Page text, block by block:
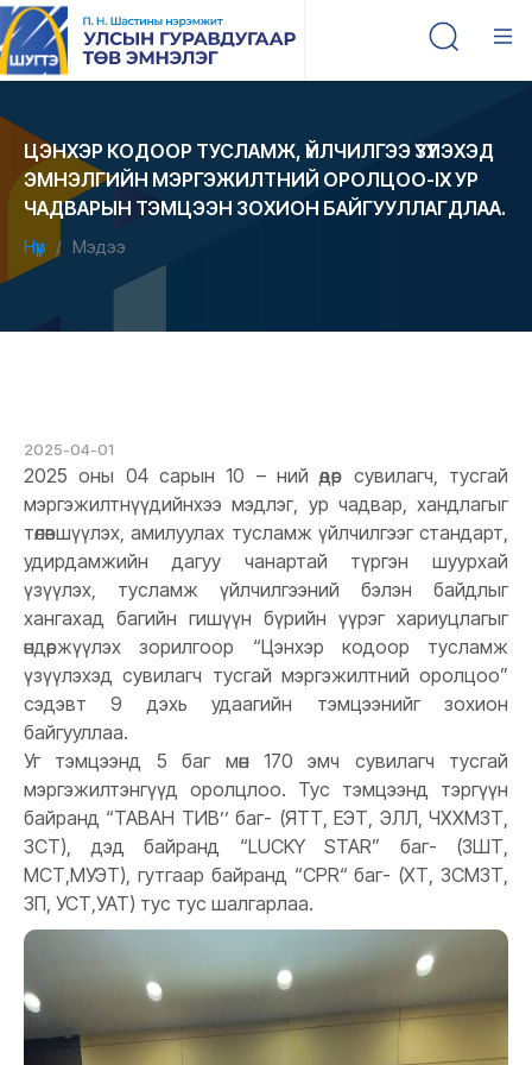
ЦЭНХЭР КОДООР ТУСЛАМЖ, ҮЙЛЧИЛГЭЭ ҮЗҮҮЛЭХЭД
ЭМНЭЛГИЙН МЭРГЭЖИЛТНИЙ ОРОЛЦОО-IX УР
ЧАДВАРЫН ТЭМЦЭЭН ЗОХИОН БАЙГУУЛЛАГДЛАА.
Нүүр Мэдээ
2025-04-01
2025 оны 04 сарын 10 – ний өдөр сувилагч, тусгай
мэргэжилтнүүдийнхээ мэдлэг, ур чадвар, хандлагыг
төлөвшүүлэх, амилуулах тусламж үйлчилгээг стандарт,
удирдамжийн дагуу чанартай түргэн шуурхай
үзүүлэх, тусламж үйлчилгээний бэлэн байдлыг
хангахад багийн гишүүн бүрийн үүрэг хариуцлагыг
өндөржүүлэх зорилгоор “Цэнхэр кодоор тусламж
үзүүлэхэд сувилагч тусгай мэргэжилтний оролцоо”
сэдэвт 9 дэхь удаагийн тэмцээнийг зохион
байгууллаа.
Уг тэмцээнд 5 баг мөн 170 эмч сувилагч тусгай
мэргэжилтэнгүүд оролцлоо. Тус тэмцээнд тэргүүн
байранд “ТАВАН ТИВ’’ баг- (ЯТТ, ЕЭТ, ЭЛЛ, ЧХХМЗТ,
ЗСТ), дэд байранд “LUCKY STAR” баг- (ЗШТ,
МСТ,МУЭТ), гутгаар байранд “CPR“ баг- (ХТ, ЗСМЗТ,
ЗП, УСТ,УАТ) тус тус шалгарлаа.